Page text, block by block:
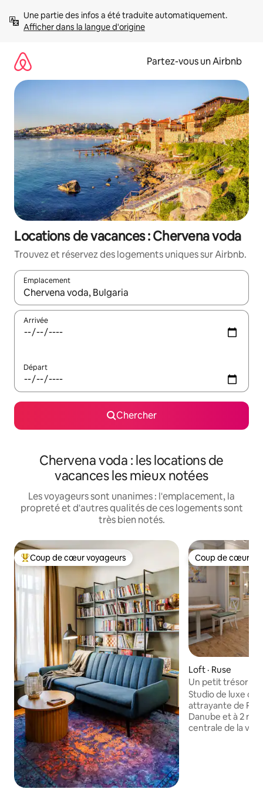
directement
Afficher dans la langue d'origine
Partez-vous un Airbnb
Locations de vacances : Chervena voda
Trouvez et réservez des logements uniques sur Airbnb.
Emplacement
Quand les résultats sont affichés, parcourez-les en utilisant
Arrivée
Départ
Chercher
Chervena voda : les locations de
vacances les mieux notées
Les voyageurs sont unanimes : l'emplacement, la
propreté et d'autres qualités de ces logements sont
très bien notés.
Coup de cœur voyageurs parmi les plus aimés
Coup de cœur voyageurs Coup de cœur
Coup de cœur
Loft · Ruse
Un petit trésor au
Studio de luxe
attrayante de
Danube et à 2
centrale de la